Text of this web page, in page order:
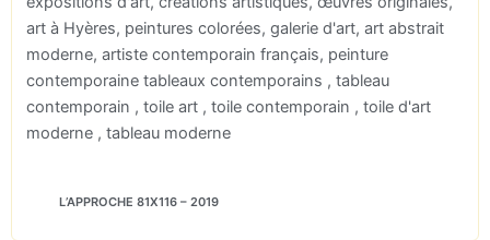
L’APPROCHE 81X116 – 2019